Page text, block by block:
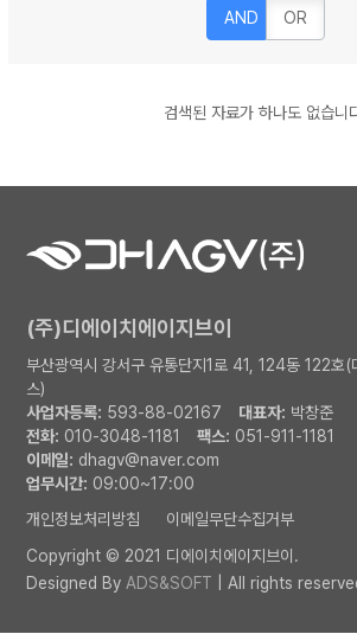
AND OR
검색된 자료가 하나도 없습니
(주)디에이치에이지브이
부산광역시 강서구 유통단지1로 41, 124동 122호(
스)
사업자등록: 593-88-02167 대표자: 박창준
전화: 010-3048-1181 팩스: 051-911-1181
이메일: dhagv@naver.com
업무시간: 09:00~17:00
개인정보처리방침
이메일무단수집거부
Copyright © 2021 디에이치에이지브이.
Designed By ADS&SOFT | All rights